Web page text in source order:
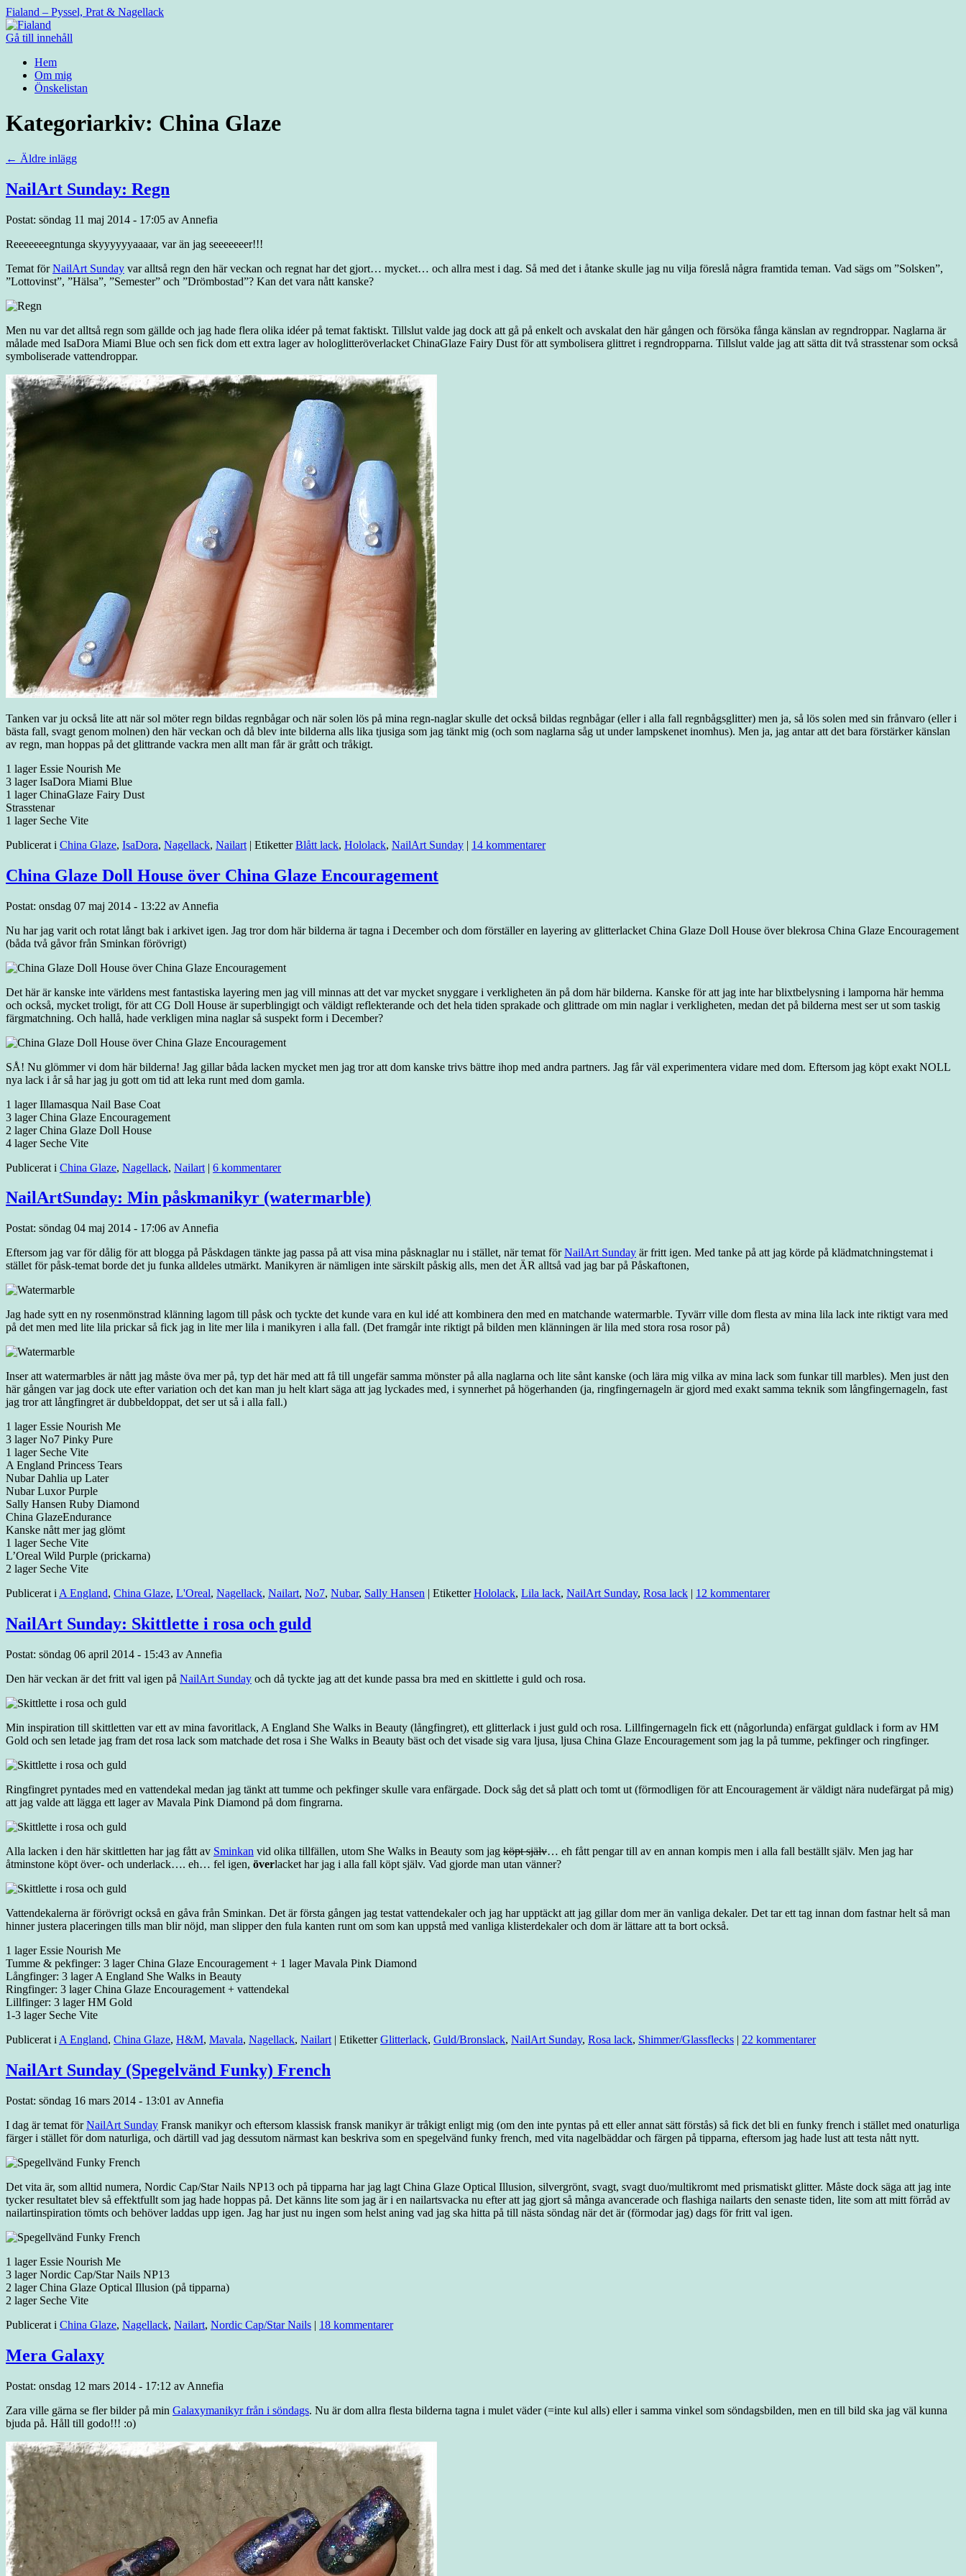
Fialand – Pyssel, Prat & Nagellack
Gå till innehåll
Hem
Om mig
Önskelistan
Kategoriarkiv: China Glaze
← Äldre inlägg
NailArt Sunday: Regn
Postat: söndag 11 maj 2014 - 17:05 av Annefia
Reeeeeeegntunga skyyyyyyaaaar, var än jag seeeeeeer!!!
Temat förNailArt Sunday var alltså regn den här veckan och regnat har det gjort… mycket… och allra mest i dag. Så med det i åtanke skulle jag nu vilja föreslå några framtida teman. Vad sägs om ”Solsken”,
”Lottovinst”, ”Hälsa”, ”Semester” och ”Drömbostad”? Kan det vara nått kanske?
Men nu var det alltså regn som gällde och jag hade flera olika idéer på temat faktiskt. Tillslut valde jag dock att gå på enkelt och avskalat den här gången och försöka fånga känslan av regndroppar. Naglarna är
målade med IsaDora Miami Blue och sen fick dom ett extra lager av hologlitteröverlacket ChinaGlaze Fairy Dust för att symbolisera glittret i regndropparna. Tillslut valde jag att sätta dit två strasstenar som också
symboliserade vattendroppar.
Tanken var ju också lite att när sol möter regn bildas regnbågar och när solen lös på mina regn-naglar skulle det också bildas regnbågar (eller i alla fall regnbågsglitter) men ja, så lös solen med sin frånvaro (eller i
bästa fall, svagt genom molnen) den här veckan och då blev inte bilderna alls lika tjusiga som jag tänkt mig (och som naglarna såg ut under lampskenet inomhus). Men ja, jag antar att det bara förstärker känslan
av regn, man hoppas på det glittrande vackra men allt man får är grått och tråkigt.
1 lager Essie Nourish Me
3 lager IsaDora Miami Blue
1 lager ChinaGlaze Fairy Dust
Strasstenar
1 lager Seche Vite
Publicerat i China Glaze, IsaDora, Nagellack, Nailart | Etiketter Blått lack, Hololack, NailArt Sunday | 14 kommentarer
China Glaze Doll House över China Glaze Encouragement
Postat: onsdag 07 maj 2014 - 13:22 av Annefia
Nu har jag varit och rotat långt bak i arkivet igen. Jag tror dom här bilderna är tagna i December och dom förställer en layering av glitterlacket China Glaze Doll House över blekrosa China Glaze Encouragement
(båda två gåvor från Sminkan förövrigt)
Det här är kanske inte världens mest fantastiska layering men jag vill minnas att det var mycket snyggare i verkligheten än på dom här bilderna. Kanske för att jag inte har blixtbelysning i lamporna här hemma
och också, mycket troligt, för att CG Doll House är superblingigt och väldigt reflekterande och det hela tiden sprakade och glittrade om min naglar i verkligheten, medan det på bilderna mest ser ut som taskig
färgmatchning. Och hallå, hade verkligen mina naglar så suspekt form i December?
SÅ! Nu glömmer vi dom här bilderna! Jag gillar båda lacken mycket men jag tror att dom kanske trivs bättre ihop med andra partners. Jag får väl experimentera vidare med dom. Eftersom jag köpt exakt NOLL
nya lack i år så har jag ju gott om tid att leka runt med dom gamla.
1 lager Illamasqua Nail Base Coat
3 lager China Glaze Encouragement
2 lager China Glaze Doll House
4 lager Seche Vite
Publicerat i China Glaze, Nagellack, Nailart | 6 kommentarer
NailArtSunday: Min påskmanikyr (watermarble)
Postat: söndag 04 maj 2014 - 17:06 av Annefia
Eftersom jag var för dålig för att blogga på Påskdagen tänkte jag passa på att visa mina påsknaglar nu i stället, när temat förNailArt Sunday är fritt igen. Med tanke på att jag körde på klädmatchningstemat i
stället för påsk-temat borde det ju funka alldeles utmärkt. Manikyren är nämligen inte särskilt påskig alls, men det ÄR alltså vad jag bar på Påskaftonen,
Jag hade sytt en ny rosenmönstrad klänning lagom till påsk och tyckte det kunde vara en kul idé att kombinera den med en matchande watermarble. Tyvärr ville dom flesta av mina lila lack inte riktigt vara med
på det men med lite lila prickar så fick jag in lite mer lila i manikyren i alla fall. (Det framgår inte riktigt på bilden men klänningen är lila med stora rosa rosor på)
Inser att watermarbles är nått jag måste öva mer på, typ det här med att få till ungefär samma mönster på alla naglarna och lite sånt kanske (och lära mig vilka av mina lack som funkar till marbles). Men just den
här gången var jag dock ute efter variation och det kan man ju helt klart säga att jag lyckades med, i synnerhet på högerhanden (ja, ringfingernageln är gjord med exakt samma teknik som långfingernageln, fast
jag tror att långfingret är dubbeldoppat, det ser ut så i alla fall.)
1 lager Essie Nourish Me
3 lager No7 Pinky Pure
1 lager Seche Vite
A England Princess Tears
Nubar Dahlia up Later
Nubar Luxor Purple
Sally Hansen Ruby Diamond
China GlazeEndurance
Kanske nått mer jag glömt
1 lager Seche Vite
L’Oreal Wild Purple (prickarna)
2 lager Seche Vite
Publicerat i A England, China Glaze, L'Oreal, Nagellack, Nailart, No7, Nubar, Sally Hansen | Etiketter Hololack, Lila lack, NailArt Sunday, Rosa lack | 12 kommentarer
NailArt Sunday: Skittlette i rosa och guld
Postat: söndag 06 april 2014 - 15:43 av Annefia
Den här veckan är det fritt val igen på NailArt Sunday och då tyckte jag att det kunde passa bra med en skittlette i guld och rosa.
Min inspiration till skittletten var ett av mina favoritlack, A England She Walks in Beauty (långfingret), ett glitterlack i just guld och rosa. Lillfingernageln fick ett (någorlunda) enfärgat guldlack i form av HM
Gold och sen letade jag fram det rosa lack som matchade det rosa i She Walks in Beauty bäst och det visade sig vara ljusa, ljusa China Glaze Encouragement som jag la på tumme, pekfinger och ringfinger.
Ringfingret pyntades med en vattendekal medan jag tänkt att tumme och pekfinger skulle vara enfärgade. Dock såg det så platt och tomt ut (förmodligen för att Encouragement är väldigt nära nudefärgat på mig)
att jag valde att lägga ett lager av Mavala Pink Diamond på dom fingrarna.
Alla lacken i den här skittletten har jag fått av Sminkan vid olika tillfällen, utom She Walks in Beauty som jag köpt själv… eh fått pengar till av en annan kompis men i alla fall beställt själv. Men jag har
åtminstone köpt över- och underlack…. eh… fel igen, överlacket har jag i alla fall köpt själv. Vad gjorde man utan vänner?
Vattendekalerna är förövrigt också en gåva från Sminkan. Det är första gången jag testat vattendekaler och jag har upptäckt att jag gillar dom mer än vanliga dekaler. Det tar ett tag innan dom fastnar helt så man
hinner justera placeringen tills man blir nöjd, man slipper den fula kanten runt om som kan uppstå med vanliga klisterdekaler och dom är lättare att ta bort också.
1 lager Essie Nourish Me
Tumme & pekfinger: 3 lager China Glaze Encouragement + 1 lager Mavala Pink Diamond
Långfinger: 3 lager A England She Walks in Beauty
Ringfinger: 3 lager China Glaze Encouragement + vattendekal
Lillfinger: 3 lager HM Gold
1-3 lager Seche Vite
Publicerat i A England, China Glaze, H&M, Mavala, Nagellack, Nailart | Etiketter Glitterlack, Guld/Bronslack, NailArt Sunday, Rosa lack, Shimmer/Glassflecks | 22 kommentarer
NailArt Sunday (Spegelvänd Funky) French
Postat: söndag 16 mars 2014 - 13:01 av Annefia
I dag är temat förNailArt Sunday Fransk manikyr och eftersom klassisk fransk manikyr är tråkigt enligt mig (om den inte pyntas på ett eller annat sätt förstås) så fick det bli en funky french i stället med onaturliga
färger i stället för dom naturliga, och därtill vad jag dessutom närmast kan beskriva som en spegelvänd funky french, med vita nagelbäddar och färgen på tipparna, eftersom jag hade lust att testa nått nytt.
Det vita är, som alltid numera, Nordic Cap/Star Nails NP13 och på tipparna har jag lagt China Glaze Optical Illusion, silvergrönt, svagt, svagt duo/multikromt med prismatiskt glitter. Måste dock säga att jag inte
tycker resultatet blev så effektfullt som jag hade hoppas på. Det känns lite som jag är i en nailartsvacka nu efter att jag gjort så många avancerade och flashiga nailarts den senaste tiden, lite som att mitt förråd av
nailartinspiration tömts och behöver laddas upp igen. Jag har just nu ingen som helst aning vad jag ska hitta på till nästa söndag när det är (förmodar jag) dags för fritt val igen.
1 lager Essie Nourish Me
3 lager Nordic Cap/Star Nails NP13
2 lager China Glaze Optical Illusion (på tipparna)
2 lager Seche Vite
Publicerat i China Glaze, Nagellack, Nailart, Nordic Cap/Star Nails | 18 kommentarer
Mera Galaxy
Postat: onsdag 12 mars 2014 - 17:12 av Annefia
Zara ville gärna se fler bilder på min Galaxymanikyr från i söndags. Nu är dom allra flesta bilderna tagna i mulet väder (=inte kul alls) eller i samma vinkel som söndagsbilden, men en till bild ska jag väl kunna
bjuda på. Håll till godo!!! :o)